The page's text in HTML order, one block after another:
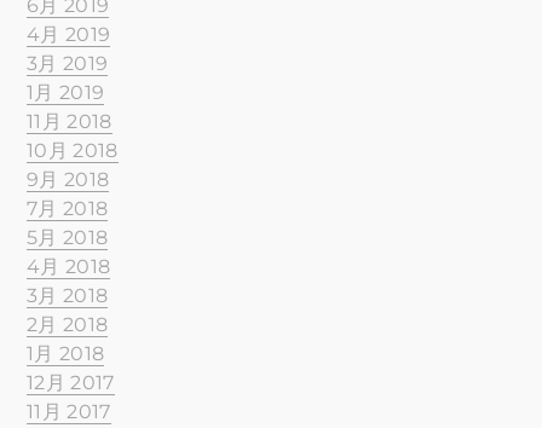
6月 2019
4月 2019
3月 2019
1月 2019
11月 2018
10月 2018
9月 2018
7月 2018
5月 2018
4月 2018
3月 2018
2月 2018
1月 2018
12月 2017
11月 2017